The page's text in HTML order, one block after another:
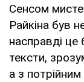
Сенсом
Райкіна був
насправді
тексти,
а з